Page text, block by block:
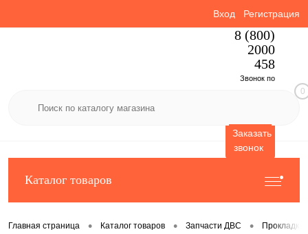
Вход Регистрация
8 (800)
2000
458
Звонок по
Заказать
звонок
0
Каталог товаров
Главная страница • Каталог товаров • Запчасти ДВС • Прокладки